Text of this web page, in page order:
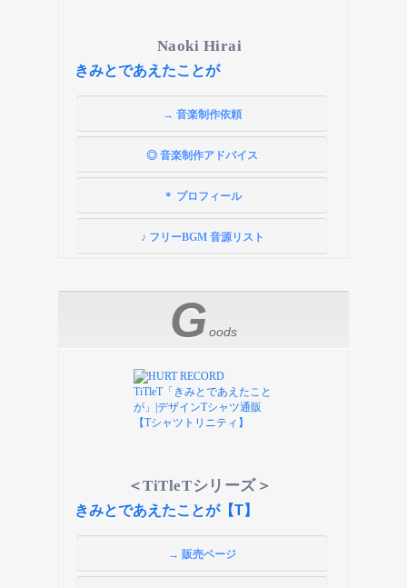
Naoki Hirai
きみとであえたことが
→ 音楽制作依頼
◎ 音楽制作アドバイス
＊ プロフィール
♪ フリーBGM 音源リスト
Goods
＜TiTleTシリーズ＞
きみとであえたことが【T】
→ 販売ページ